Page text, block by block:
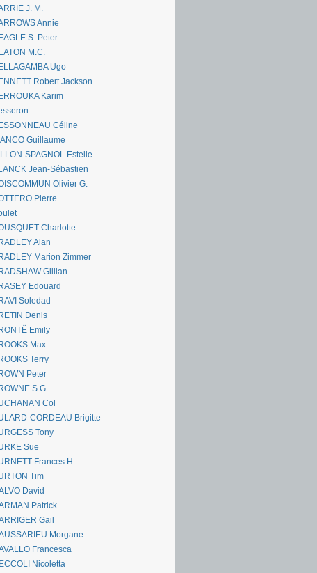
J. M.
Annie
S. Peter
M.C.
Ugo
Robert Jackson
Karim
Céline
Guillaume
SPAGNOL Estelle
Jean-Sébastien
Olivier G.
Pierre
Charlotte
Alan
Marion Zimmer
Gillian
Edouard
Soledad
Denis
Emily
Max
Terry
Peter
S.G.
Col
CORDEAU Brigitte
Tony
Sue
Frances H.
Tim
David
Patrick
Gail
Morgane
Francesca
Nicoletta